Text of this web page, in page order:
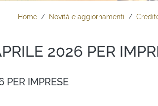
Home Novità e aggiornamenti
2026 PER
PER IMPRESE